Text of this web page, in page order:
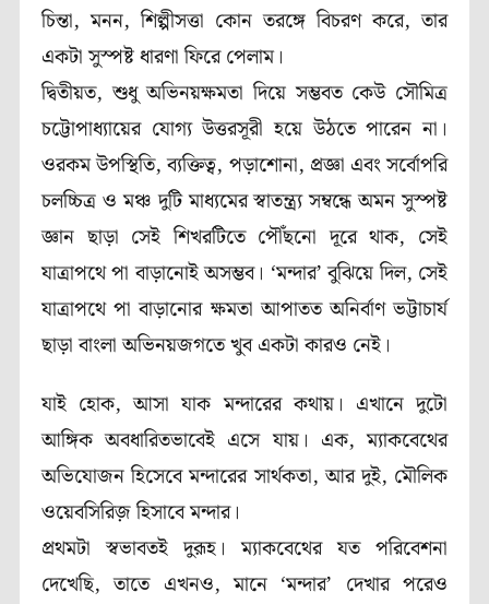
চিন্তা, মনন, শিল্পীসত্তা কোন তরঙ্গে বিচরণ করে, তার
একটা সুস্পষ্ট ধারণা ফিরে পেলাম।
দ্বিতীয়ত, শুধু অভিনয়ক্ষমতা দিয়ে সম্ভবত কেউ সৌমিত্র
চট্টোপাধ্যায়ের যোগ্য উত্তরসূরী হয়ে উঠতে পারেন না।
ওরকম উপস্থিতি, ব্যক্তিত্ব, পড়াশোনা, প্রজ্ঞা এবং সর্বোপরি
চলচ্চিত্র ও মঞ্চ দুটি মাধ্যমের স্বাতন্ত্র্য সম্বন্ধে অমন সুস্পষ্ট
জ্ঞান ছাড়া সেই শিখরটিতে পৌঁছনো দূরে থাক, সেই
যাত্রাপথে পা বাড়ানোই অসম্ভব। ‘মন্দার’ বুঝিয়ে দিল, সেই
যাত্রাপথে পা বাড়ানোর ক্ষমতা আপাতত অনির্বাণ ভট্টাচার্য
ছাড়া বাংলা অভিনয়জগতে খুব একটা কারও নেই।
যাই হোক, আসা যাক মন্দারের কথায়। এখানে দুটো
আঙ্গিক অবধারিতভাবেই এসে যায়। এক, ম্যাকবেথের
অভিযোজন হিসেবে মন্দারের সার্থকতা, আর দুই, মৌলিক
ওয়েবসিরিজ় হিসাবে মন্দার।
প্রথমটা স্বভাবতই দুরূহ। ম্যাকবেথের যত পরিবেশনা
দেখেছি, তাতে এখনও, মানে ‘মন্দার’ দেখার পরেও